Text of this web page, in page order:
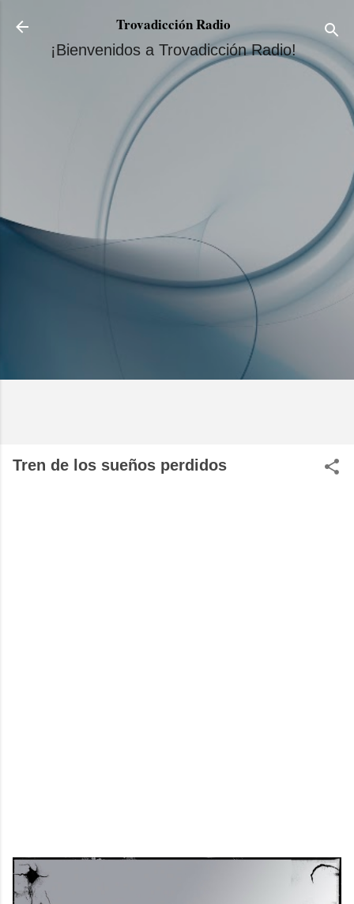
Ir al contenido principal
Trovadicción Radio
¡Bienvenidos a Trovadicción Radio!
Tren de los sueños perdidos